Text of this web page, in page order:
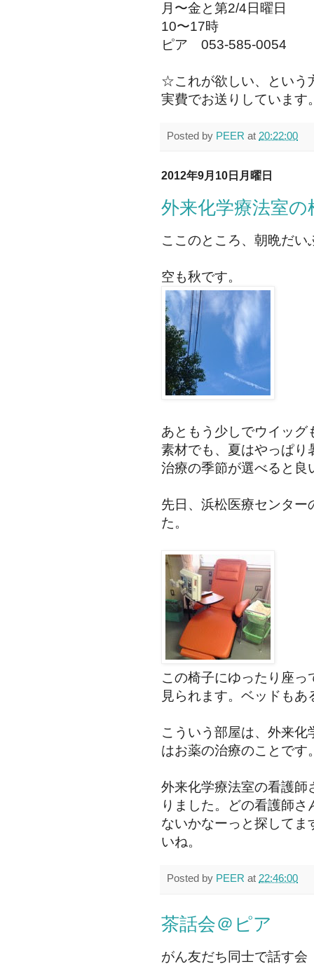
月〜金と第2/4日曜日
10〜17時
ピア 053-585-0054
☆これが欲しい、という
実費でお送りしています
Posted by PEER at 20:22:00
2012年9月10日月曜日
外来化学療法室の
ここのところ、朝晩だ
空も秋です。
あともう少しでウイッ
素材でも、夏はやっぱり
治療の季節が選べると
先日、浜松医療センタ
た。
この椅子にゆったり座
見られます。ベッドも
こういう部屋は、外来
はお薬の治療のことで
外来化学療法室の看護師
りました。どの看護師
ないかなーっと探して
いね。
Posted by PEER at 22:46:00
茶話会＠ピア
がん友だち同士で話す